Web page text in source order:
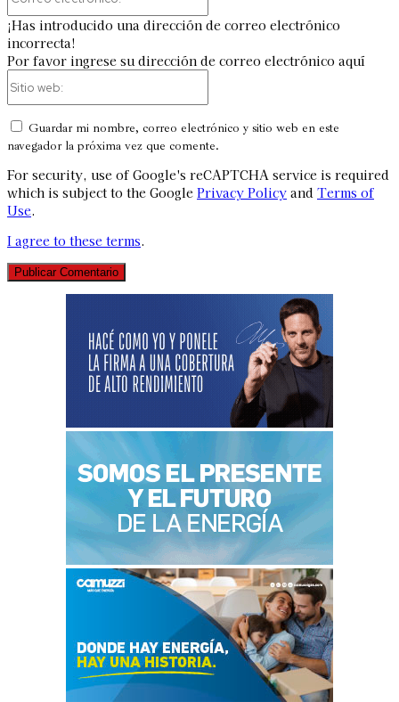
¡Has introducido una dirección de correo electrónico
incorrecta!
Por favor ingrese su dirección de correo electrónico aquí
Guardar mi nombre, correo electrónico y sitio web en este
navegador la próxima vez que comente.
For security, use of Google's reCAPTCHA service is required
which is subject to the Google Privacy Policy and Terms of
Use.
I agree to these terms.